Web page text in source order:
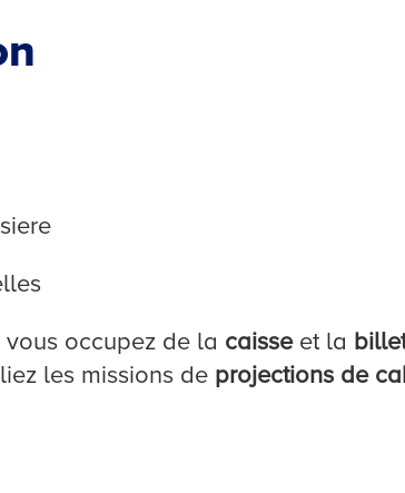
vous occupez de la caisseet la
les missions de projections de